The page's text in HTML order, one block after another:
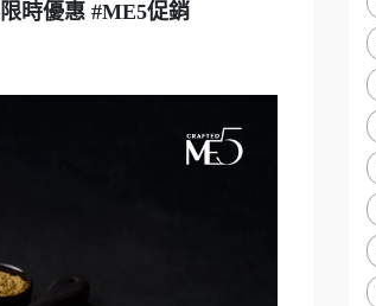
時優惠 #ME5促銷